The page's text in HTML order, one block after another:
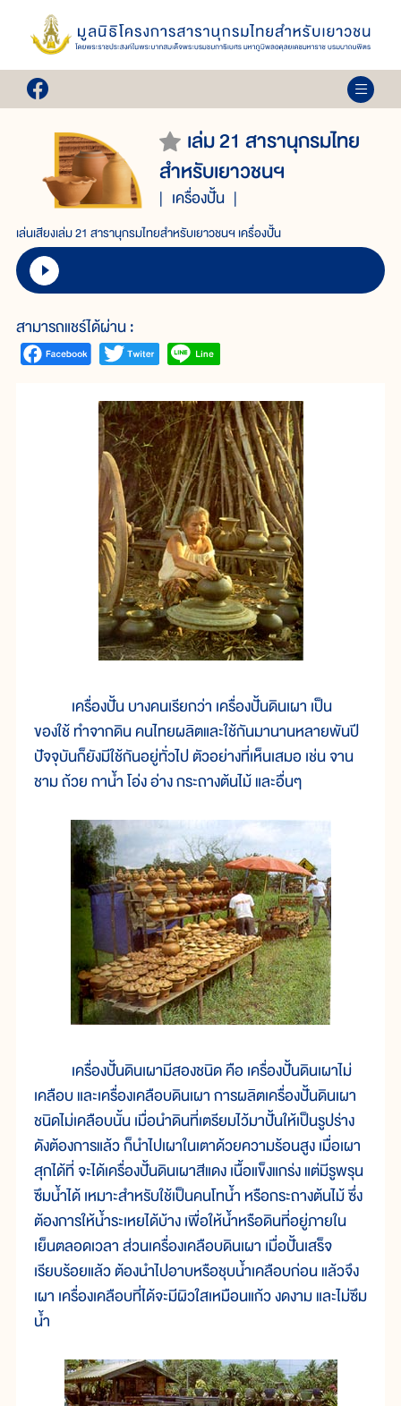
เล่ม 21 สารานุกรมไทย
สำหรับเยาวชนฯ
เครื่องปั้น
เล่นเสียงเล่ม 21 สารานุกรมไทยสำหรับเยาวชนฯ เครื่องปั้น
สามารถแชร์ได้ผ่าน :
เครื่องปั้น บางคนเรียกว่า เครื่องปั้นดินเผา เป็น
ของใช้ ทำจากดิน คนไทยผลิตและใช้กันมานานหลายพันปี
ปัจจุบันก็ยังมีใช้กันอยู่ทั่วไป ตัวอย่างที่เห็นเสมอ เช่น จาน
ชาม ถ้วย กาน้ำ โอ่ง อ่าง กระถางต้นไม้ และอื่นๆ
เครื่องปั้นดินเผามีสองชนิด คือ เครื่องปั้นดินเผาไม่
เคลือบ และเครื่องเคลือบดินเผา การผลิตเครื่องปั้นดินเผา
ชนิดไม่เคลือบนั้น เมื่อนำดินที่เตรียมไว้มาปั้นให้เป็นรูปร่าง
ดังต้องการแล้ว ก็นำไปเผาในเตาด้วยความร้อนสูง เมื่อเผา
สุกได้ที่ จะได้เครื่องปั้นดินเผาสีแดง เนื้อแข็งแกร่ง แต่มีรูพรุน
ซึมน้ำได้ เหมาะสำหรับใช้เป็นคนโทน้ำ หรือกระถางต้นไม้ ซึ่ง
ต้องการให้น้ำระเหยได้บ้าง เพื่อให้น้ำหรือดินที่อยู่ภายใน
เย็นตลอดเวลา ส่วนเครื่องเคลือบดินเผา เมื่อปั้นเสร็จ
เรียบร้อยแล้ว ต้องนำไปอาบหรือชุบน้ำเคลือบก่อน แล้วจึง
เผา เครื่องเคลือบที่ได้จะมีผิวใสเหมือนแก้ว งดงาม และไม่ซึม
น้ำ